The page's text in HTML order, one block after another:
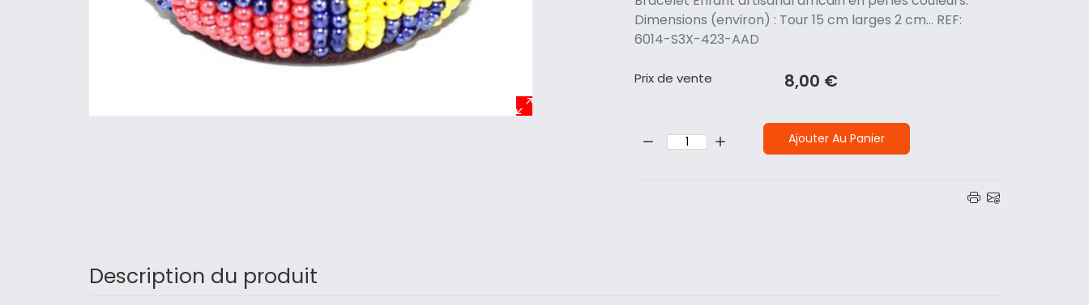
Dimensions (environ) : Tour 15 cm larges 2 cm... REF:
6014-S3X-423-AAD
Prix ​​de vente 8,00 €
Quantité: Ajouter Au Panier
Description du produit